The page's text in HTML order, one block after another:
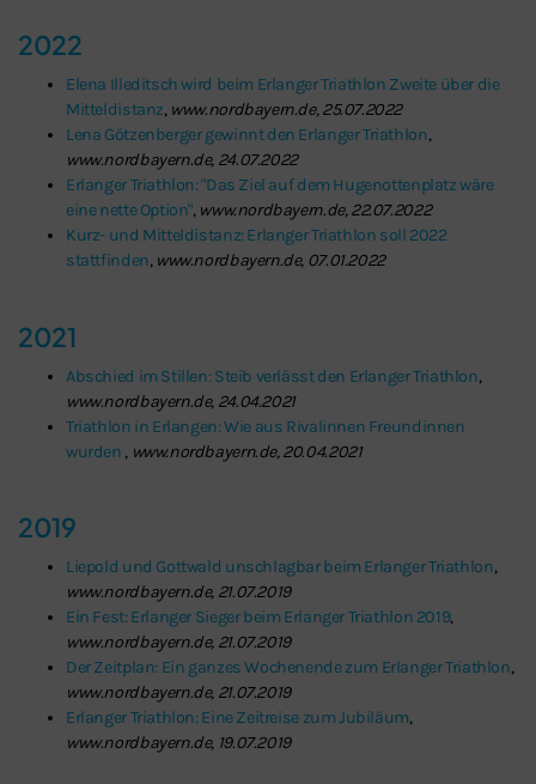
2022
Elena Illeditsch wird beim Erlanger Triathlon Zweite über die
Mitteldistanz, www.nordbayern.de, 25.07.2022
Lena Götzenberger gewinnt den Erlanger Triathlon,
www.nordbayern.de, 24.07.2022
Erlanger Triathlon: "Das Ziel auf dem Hugenottenplatz wäre
eine nette Option", www.nordbayern.de, 22.07.2022
Kurz- und Mitteldistanz: Erlanger Triathlon soll 2022
stattfinden, www.nordbayern.de, 07.01.2022
2021
Abschied im Stillen: Steib verlässt den Erlanger Triathlon,
www.nordbayern.de, 24.04.2021
Triathlon in Erlangen: Wie aus Rivalinnen Freundinnen
wurden , www.nordbayern.de, 20.04.2021
2019
Liepold und Gottwald unschlagbar beim Erlanger Triathlon,
www.nordbayern.de, 21.07.2019
Ein Fest: Erlanger Sieger beim Erlanger Triathlon 2019,
www.nordbayern.de, 21.07.2019
Der Zeitplan: Ein ganzes Wochenende zum Erlanger Triathlon,
www.nordbayern.de, 21.07.2019
Erlanger Triathlon: Eine Zeitreise zum Jubiläum,
www.nordbayern.de, 19.07.2019